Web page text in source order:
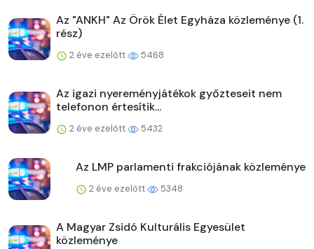
Az "ANKH" Az Örök Élet Egyháza közleménye (1.
rész)
2 éve ezelőtt 5468
Az igazi nyereményjátékok győzteseit nem
telefonon értesítik...
2 éve ezelőtt 5432
Az LMP parlamenti frakciójának közleménye
2 éve ezelőtt 5348
A Magyar Zsidó Kulturális Egyesület
közleménye